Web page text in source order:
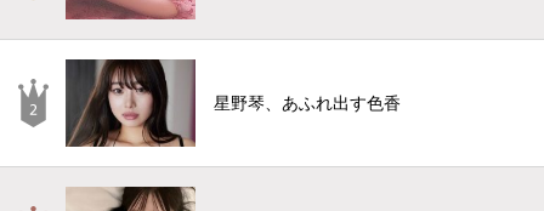
星野琴、あふれ出す色香